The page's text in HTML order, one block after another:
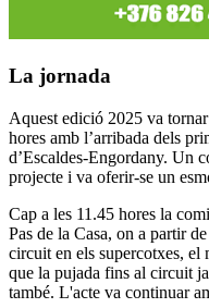
La jornada
Aquest edició 2025 va
hores amb l’arribada dels
d’Escaldes-Engordany. Un
projecte i va oferir-se un
Cap a les 11.45 hores la
Pas de la Casa, on a partir
circuit en els supercotxes, el
que la pujada fins al circuit
també. L'acte va continuar